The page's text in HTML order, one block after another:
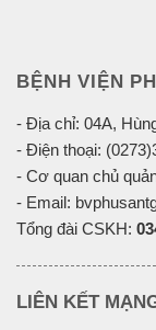
BỆNH VIỆN
- Địa chỉ: 04A,
- Điện thoại:
- Cơ quan chủ
- Email:
Tổng đài CSKH:
LIÊN KẾT